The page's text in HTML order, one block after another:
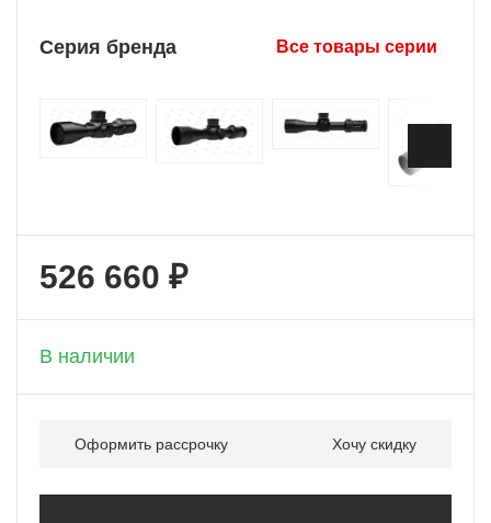
Серия бренда Все товары серии
526 660 ₽
В наличии
Оформить рассрочку Хочу скидку